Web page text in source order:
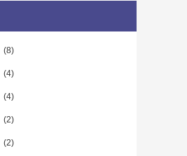
(8)
(4)
(4)
(2)
(2)